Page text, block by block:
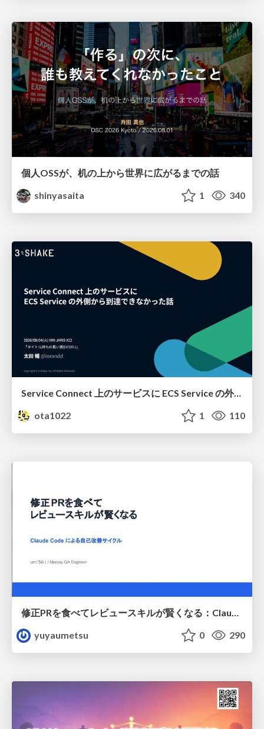
個人OSSが、机の上から世界に広がるまでの話
shinyasaita
1 340
Service Connect 上のサービスに ECS Service の外側から到達できなかった話
ota1022
1 110
修正PRを食べてレビュースキルが賢くなる：Claude Codeによる自己改善サイクル
yuyaumetsu
0 290